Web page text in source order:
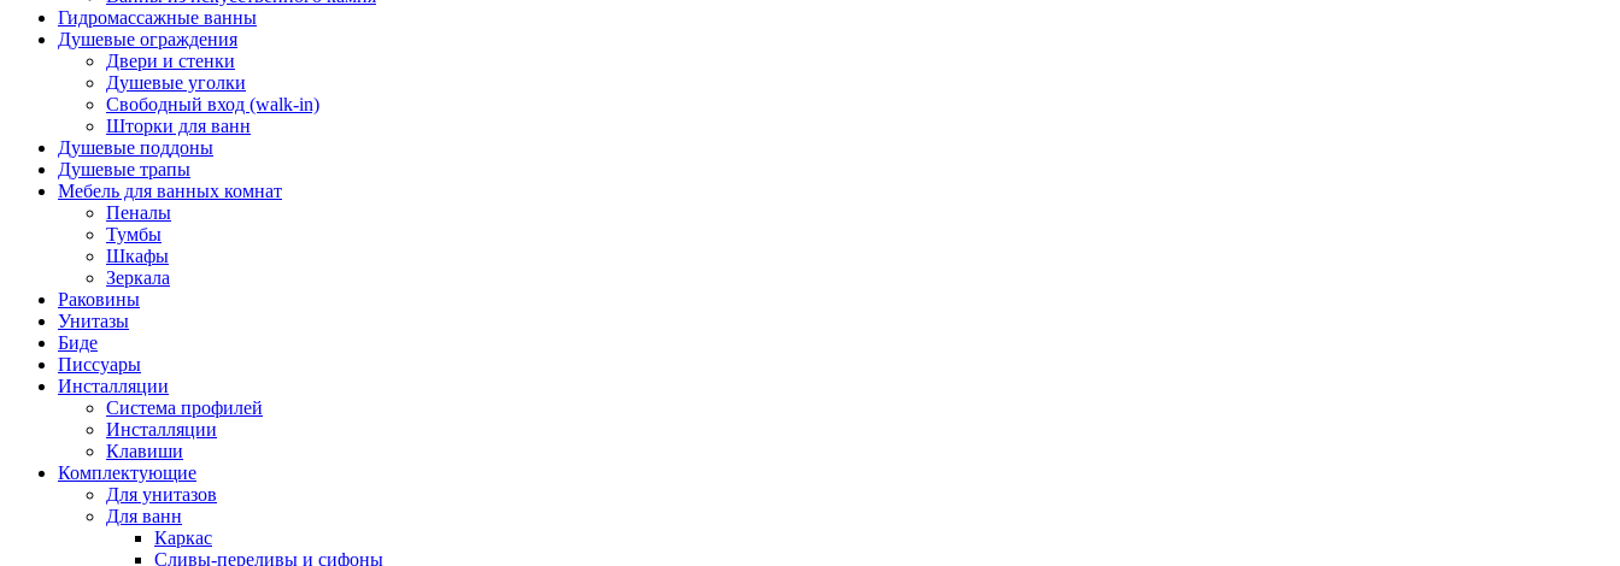
Гидромассажные ванны
Душевые ограждения
Двери и стенки
Душевые уголки
Свободный вход (walk-in)
Шторки для ванн
Душевые поддоны
Душевые трапы
Мебель для ванных комнат
Пеналы
Тумбы
Шкафы
Зеркала
Раковины
Унитазы
Биде
Писсуары
Инсталляции
Система профилей
Инсталляции
Клавиши
Комплектующие
Для унитазов
Для ванн
Каркас
Сливы-переливы и сифоны